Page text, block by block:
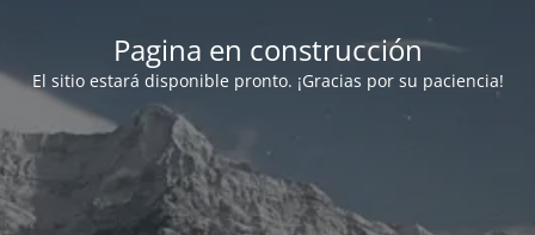
Pagina en construcción
El sitio estará disponible pronto. ¡Gracias por su paciencia!